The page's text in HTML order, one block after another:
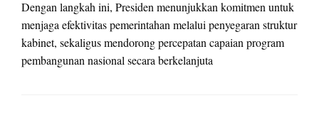
Dengan langkah ini, Presiden menunjukkan komitmen untuk
menjaga efektivitas pemerintahan melalui penyegaran struktur
kabinet, sekaligus mendorong percepatan capaian program
pembangunan nasional secara berkelanjuta